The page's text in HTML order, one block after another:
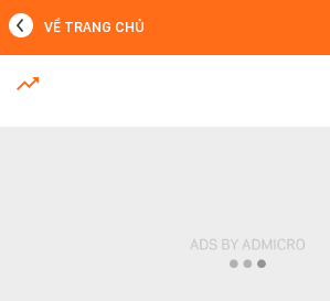
MỚI NHẤT
VỀ TRANG CHỦ